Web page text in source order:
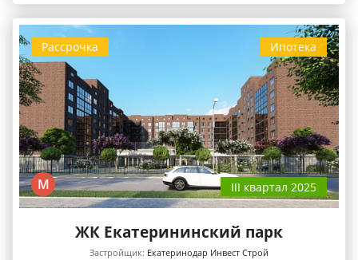
Ипотека
Рассрочка
М III квартал 2025
ЖК Екатерининский парк
Застройщик: Екатеринодар Инвест Строй